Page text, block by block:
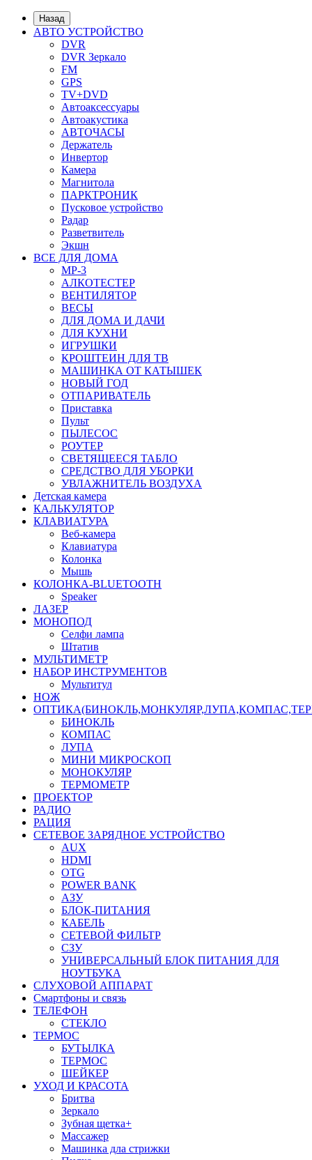
Назад
АВТО УСТРОЙСТВО
DVR
DVR Зеркало
FM
GPS
TV+DVD
Автоаксессуары
Автоакустика
АВТОЧАСЫ
Держатель
Инвертор
Камера
Магнитола
ПАРКТРОНИК
Пусковое устройство
Радар
Разветвитель
Экшн
ВСЕ ДЛЯ ДОМА
MP-3
АЛКОТЕСТЕР
ВЕНТИЛЯТОР
ВЕСЫ
ДЛЯ ДОМА И ДАЧИ
ДЛЯ КУХНИ
ИГРУШКИ
КРОШТЕИН ДЛЯ ТВ
МАШИНКА ОТ КАТЫШЕК
НОВЫЙ ГОД
ОТПАРИВАТЕЛЬ
Приставка
Пульт
ПЫЛЕСОС
РОУТЕР
СВЕТЯЩЕЕСЯ ТАБЛО
СРЕДСТВО ДЛЯ УБОРКИ
УВЛАЖНИТЕЛЬ ВОЗДУХА
Детская камера
КАЛЬКУЛЯТОР
КЛАВИАТУРА
Веб-камера
Клавиатура
Колонка
Мышь
КОЛОНКА-BLUETOOTH
Speaker
ЛАЗЕР
МОНОПОД
Селфи лампа
Штатив
МУЛЬТИМЕТР
НАБОР ИНСТРУМЕНТОВ
Мультитул
НОЖ
БИНОКЛЬ
КОМПАС
ЛУПА
МИНИ МИКРОСКОП
МОНОКУЛЯР
ТЕРМОМЕТР
ПРОЕКТОР
РАДИО
РАЦИЯ
СЕТЕВОЕ ЗАРЯДНОЕ УСТРОЙСТВО
AUX
HDMI
OTG
POWER BANK
АЗУ
БЛОК-ПИТАНИЯ
КАБЕЛЬ
СЕТЕВОЙ ФИЛЬТР
СЗУ
УНИВЕРСАЛЬНЫЙ БЛОК ПИТАНИЯ ДЛЯ
НОУТБУКА
СЛУХОВОЙ АППАРАТ
Смартфоны и связь
ТЕЛЕФОН
СТЕКЛО
ТЕРМОС
БУТЫЛКА
ТЕРМОС
ШЕЙКЕР
УХОД И КРАСОТА
Бритва
Зеркало
Зубная щетка+
Массажер
Машинка дла стрижки